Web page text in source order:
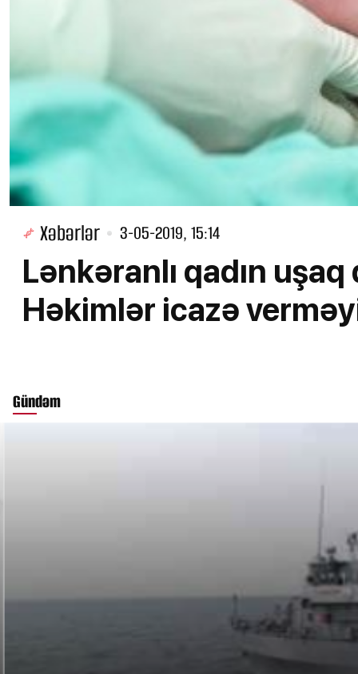
Xəbərlər 3-05-2019, 15:14
Lənkəranlı qadın
Həkimlər icazə
Gündəm